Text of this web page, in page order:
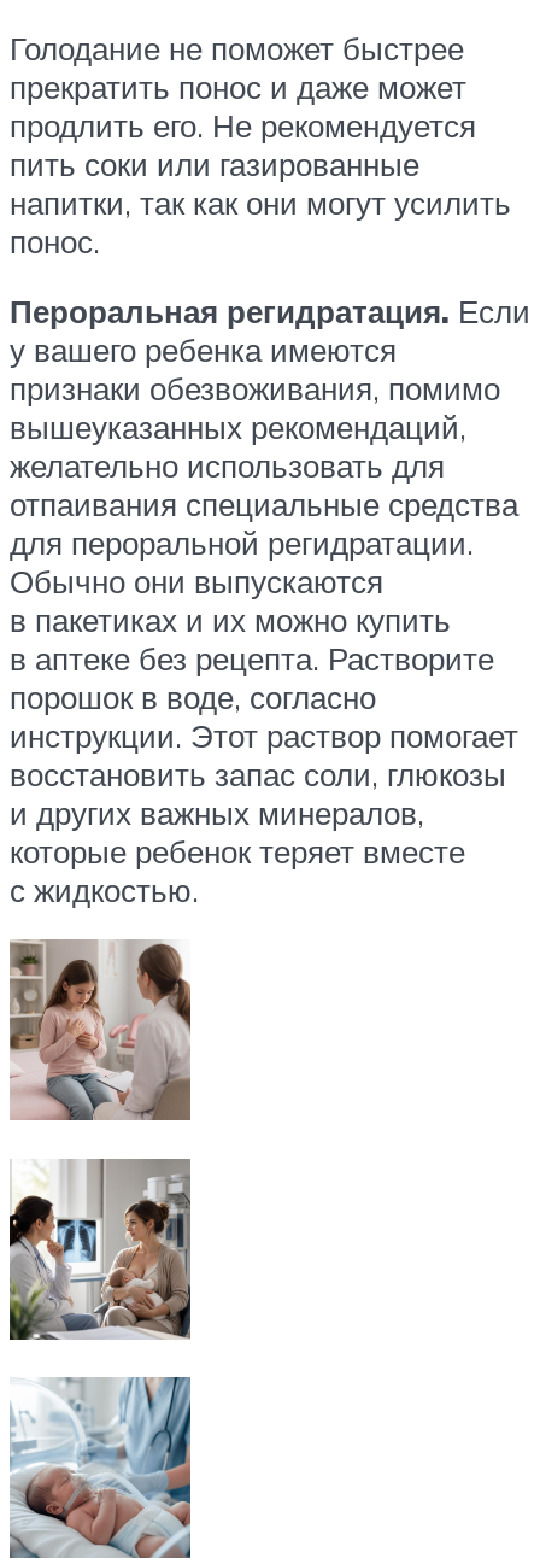
Голодание не поможет быстрее
прекратить понос и даже может
продлить его. Не рекомендуется
пить соки или газированные
напитки, так как они могут усилить
понос.
Пероральная регидратация. Если
у вашего ребенка имеются
признаки обезвоживания, помимо
вышеуказанных рекомендаций,
желательно использовать для
отпаивания специальные средства
для пероральной регидратации.
Обычно они выпускаются
в пакетиках и их можно купить
в аптеке без рецепта. Растворите
порошок в воде, согласно
инструкции. Этот раствор помогает
восстановить запас соли, глюкозы
и других важных минералов,
которые ребенок теряет вместе
с жидкостью.